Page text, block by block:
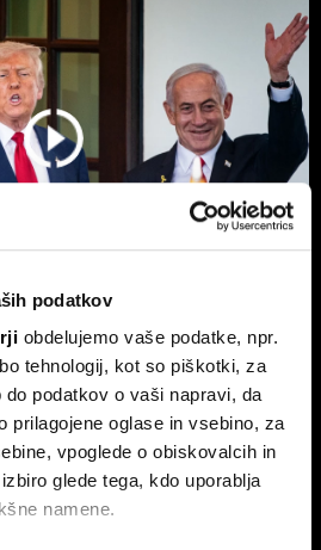
podatkov
obdelujemo vaše podatke, npr.
tehnologij, kot so piškotki, za
podatkov o vaši napravi, da
prilagojene oglase in vsebino, za
vpoglede o obiskovalcih in
glede tega, kdo uporablja
namene.
začetek dneva:
ožine, a ne za